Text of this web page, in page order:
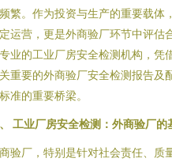
繁。作为投资与生产的重要载体
运营，更是外商验厂环节中评估
业的工业厂房安全检测机构，凭
重要的外商验厂安全检测报告及
准的重要桥梁。
工业厂房安全检测：外商验厂的
验厂，特别是针对社会责任、质